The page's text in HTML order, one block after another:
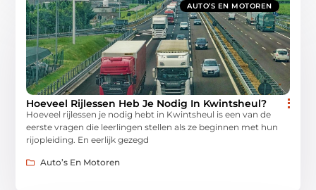
AUTO’S EN MOTOREN
Hoeveel Rijlessen Heb Je Nodig In Kwintsheul?
Hoeveel rijlessen je nodig hebt in Kwintsheul is een van de
eerste vragen die leerlingen stellen als ze beginnen met hun
rijopleiding. En eerlijk gezegd
Auto’s En Motoren